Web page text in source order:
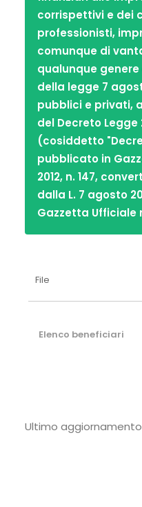
corrispettivi e dei
professionisti,
comunque di
qualunque
della legge 7
pubblici e privati,
del Decreto Legge
(cosiddetto
pubblicato in
2012, n. 147,
dalla L. 7 agosto
Gazzetta Ufficiale
File
Elenco beneficiari
Ultimo